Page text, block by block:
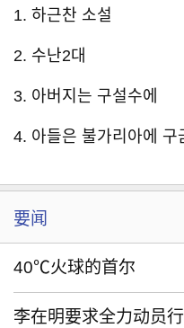
1. 하근찬 소설
2. 수난2대
3. 아버지는 구설수에
4. 아들은 불가리아에 구
要闻
40℃火球的首尔
李在明要求全力动员